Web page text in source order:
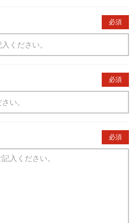
必須
必須
必須